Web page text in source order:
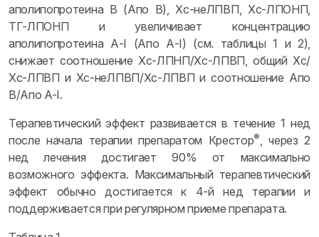
аполипопротеина В (Апо В), Хс-неЛПВП, Хс-ЛПОНП,
ТГ-ЛПОНП и увеличивает концентрацию
аполипопротеина А-I (Апо А-I) (см. таблицы 1 и 2),
снижает соотношение Хс-ЛПНП/Хс-ЛПВП, общий Хс/
Хс-ЛПВП и Хс-неЛПВП/Хс-ЛПВП и соотношение Aпo
B/Aпo A-I.
Терапевтический эффект развивается в течение 1 нед
после начала терапии препаратом Крестор®, через 2
нед лечения достигает 90% от максимально
возможного эффекта. Максимальный терапевтический
эффект обычно достигается к 4-й нед терапии и
поддерживается при регулярном приеме препарата.